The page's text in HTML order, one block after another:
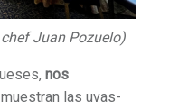
Juan Pozuelo)
nos
las uvas-